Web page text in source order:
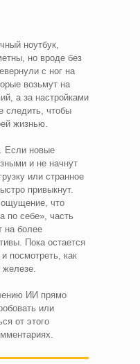
ноутбук,
но вроде без
с ног на
возьмут на
а за настройками
следить, чтобы
жизнью.
Если новые
и не начнут
или странное
привыкнут.
ощущение, что
по себе», часть
на более
Пока остается
посмотреть, как
железе.
ИИ прямо
или
от этого